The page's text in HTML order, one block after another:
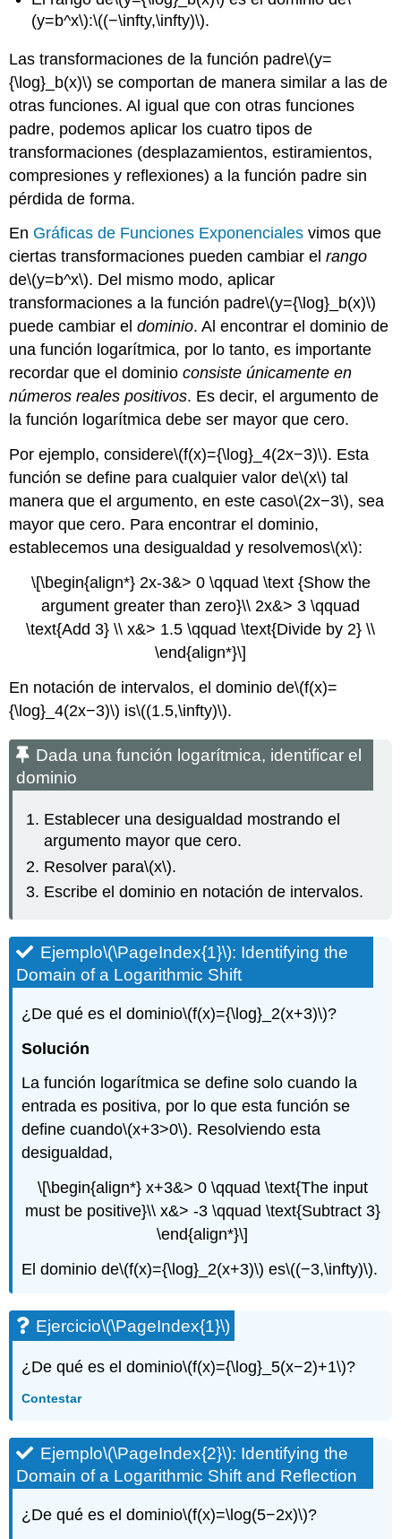
(y=b^x\):\((−\infty,\infty)\).
Las transformaciones de la función padre\(y=
{\log}_b(x)\) se comportan de manera similar a las de
otras funciones. Al igual que con otras funciones
padre, podemos aplicar los cuatro tipos de
transformaciones (desplazamientos, estiramientos,
compresiones y reflexiones) a la función padre sin
pérdida de forma.
En Gráficas de Funciones Exponenciales vimos que
ciertas transformaciones pueden cambiar elrango
de\(y=b^x\). Del mismo modo, aplicar
transformaciones a la función padre\(y={\log}_b(x)\)
puede cambiar eldominio. Al encontrar el dominio de
una función logarítmica, por lo tanto, es importante
recordar que el dominioconsiste únicamente en
números reales positivos. Es decir, el argumento de
la función logarítmica debe ser mayor que cero.
Por ejemplo, considere\(f(x)={\log}_4(2x−3)\). Esta
función se define para cualquier valor de\(x\) tal
manera que el argumento, en este caso\(2x−3\), sea
mayor que cero. Para encontrar el dominio,
establecemos una desigualdad y resolvemos\(x\):
\[\begin{align*} 2x-3&> 0 \qquad \text {Show the
argument greater than zero}\\ 2x&> 3 \qquad
\text{Add 3} \\ x&> 1.5 \qquad \text{Divide by 2} \\
\end{align*}\]
En notación de intervalos, el dominio de\(f(x)=
{\log}_4(2x−3)\) is\((1.5,\infty)\).
Dada una función logarítmica, identificar el
dominio
Establecer una desigualdad mostrando el
argumento mayor que cero.
Resolver para\(x\).
Escribe el dominio en notación de intervalos.
Ejemplo\(\PageIndex{1}\): Identifying the
Domain of a Logarithmic Shift
¿De qué es el dominio\(f(x)={\log}_2(x+3)\)?
Solución
La función logarítmica se define solo cuando la
entrada es positiva, por lo que esta función se
define cuando\(x+3>0\). Resolviendo esta
desigualdad,
\[\begin{align*} x+3&> 0 \qquad \text{The input
must be positive}\\ x&> -3 \qquad \text{Subtract 3}
\end{align*}\]
El dominio de\(f(x)={\log}_2(x+3)\) es\((−3,\infty)\).
Ejercicio\(\PageIndex{1}\)
¿De qué es el dominio\(f(x)={\log}_5(x−2)+1\)?
Contestar
Ejemplo\(\PageIndex{2}\): Identifying the
Domain of a Logarithmic Shift and Reflection
¿De qué es el dominio\(f(x)=\log(5−2x)\)?